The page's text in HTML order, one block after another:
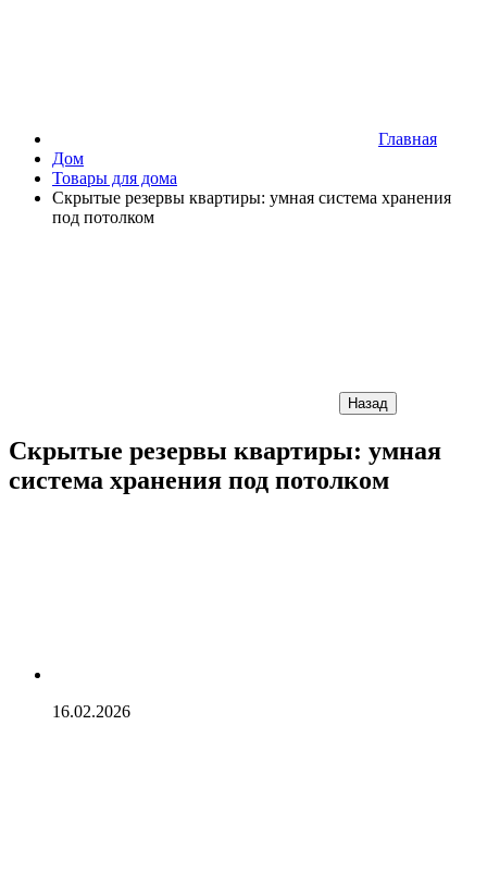
Главная
Дом
Товары для дома
Скрытые резервы квартиры: умная система хранения
под потолком
Назад
Скрытые резервы квартиры: умная
система хранения под потолком
16.02.2026